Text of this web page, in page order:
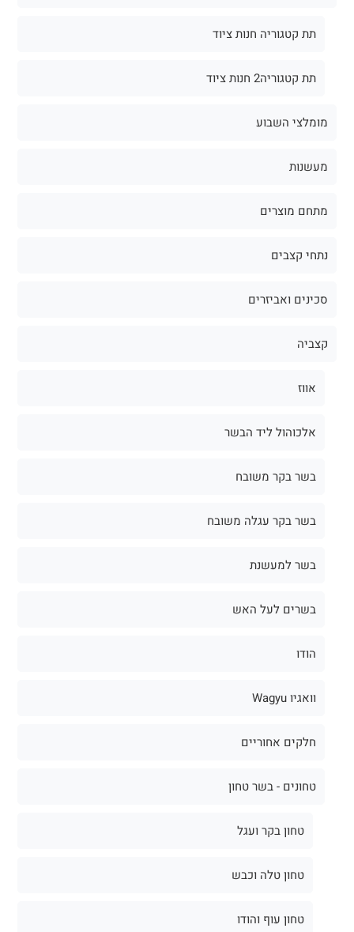
תת קטגוריה חנות ציוד
תת קטגוריה2 חנות ציוד
מומלצי השבוע
מעשנות
מתחם מוצרים
נתחי קצבים
סכינים ואביזרים
קצביה
אווז
אלכוהול ליד הבשר
בשר בקר משובח
בשר בקר עגלה משובח
בשר למעשנת
בשרים לעל האש
הודו
וואגיו Wagyu
חלקים אחוריים
טחונים - בשר טחון
טחון בקר ועגל
טחון טלה וכבש
טחון עוף והודו